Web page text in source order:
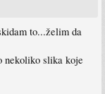
to...želim da
nekoliko slika koje